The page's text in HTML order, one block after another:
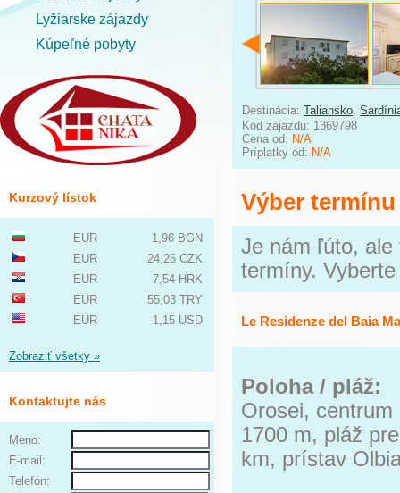
Lyžiarske zájazdy
Kúpeľné pobyty
Kurzový lístok
EUR
1,96 BGN
EUR
24,26 CZK
EUR
7,54 HRK
EUR
55,03 TRY
EUR
1,15 USD
Zobraziť všetky »
Kontaktujte nás
Meno:
E-mail:
Telefón:
Destinácia: Taliansko,
Kód zájazdu: 1369798
Cena od: N/A
Príplatky od: N/A
Výber termínu
Je nám ľúto, ale
termíny.
Le Residenze del Baia
Poloha / pláž:
Orosei,
1700 m, pláž
km, prístav